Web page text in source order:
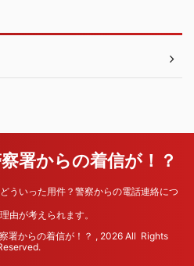
署からの着信が！？
ういった用件？警察からの電話連絡につ
由が考えられます。
署からの着信が！？ , 2026 All Rights